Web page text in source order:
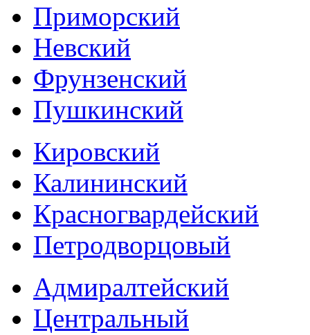
Приморский
Невский
Фрунзенский
Пушкинский
Кировский
Калининский
Красногвардейский
Петродворцовый
Адмиралтейский
Центральный